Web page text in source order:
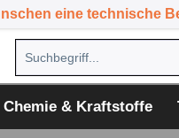
eine technische
Chemie & Kraftstoffe